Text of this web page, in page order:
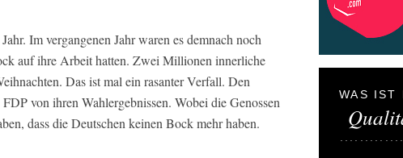
Im vergangenen Jahr waren es demnach noch
auf ihre Arbeit hatten. Zwei Millionen innerliche
Das ist mal ein rasanter Verfall. Den
von ihren Wahlergebnissen. Wobei die Genossen
dass die Deutschen keinen Bock mehr haben.
WAS IST